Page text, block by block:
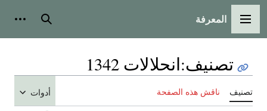
القائمة الرئيسية
المعرفة بحث
تصنيف:انحلالات 1342
تصنيف ناقش هذه الصفحة أدوات